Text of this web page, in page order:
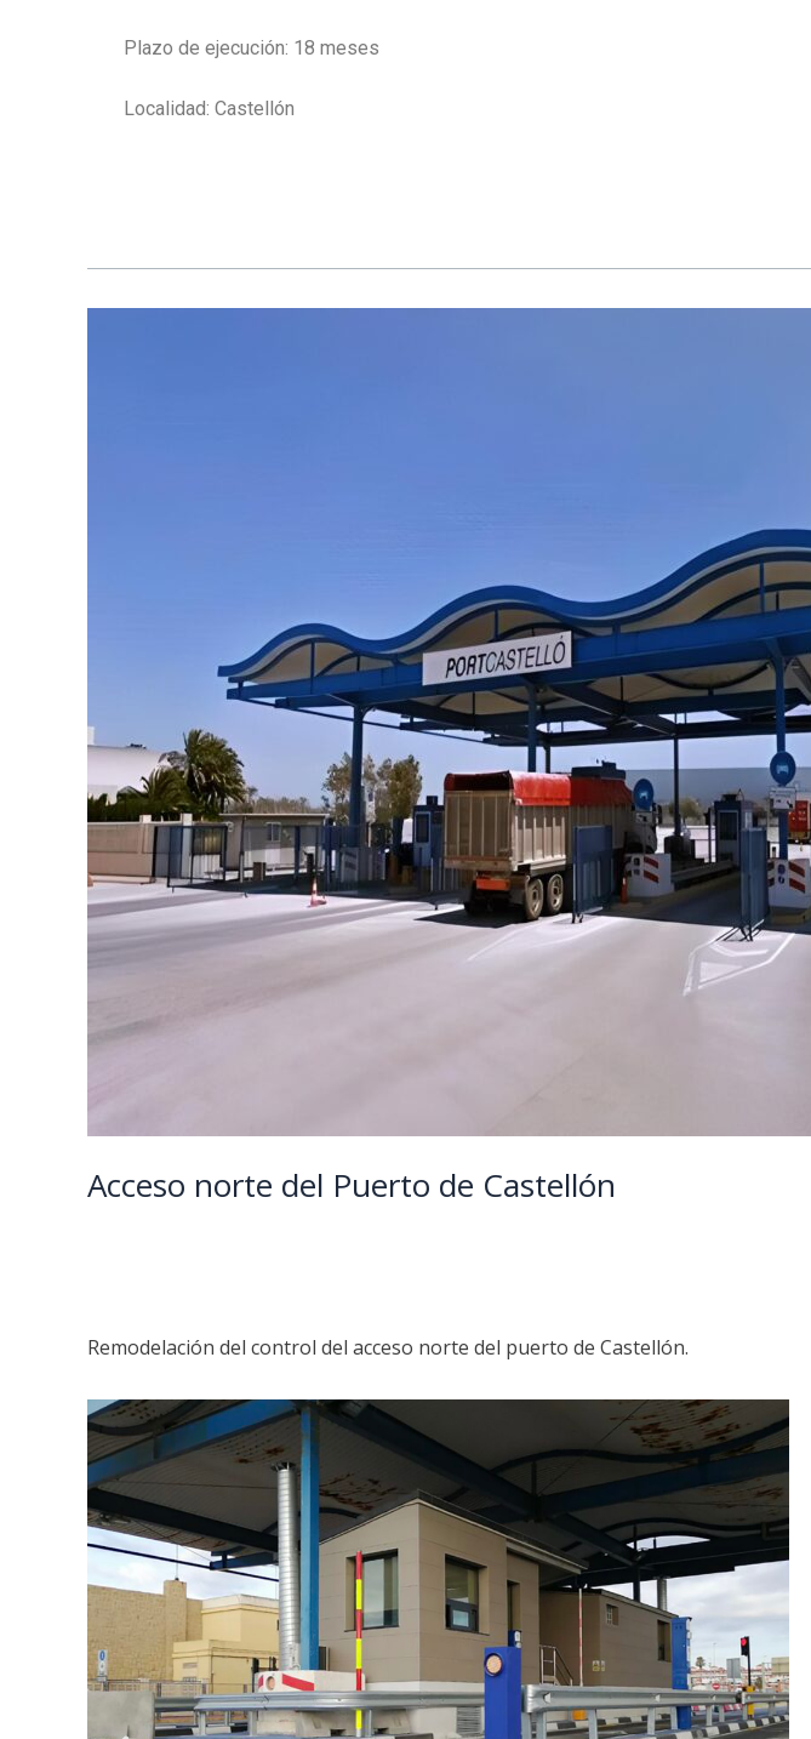
Plazo de ejecución: 18 meses
Localidad: Castellón
Acceso norte del Puerto de Castellón
Remodelación del control del acceso norte del puerto de Castellón.